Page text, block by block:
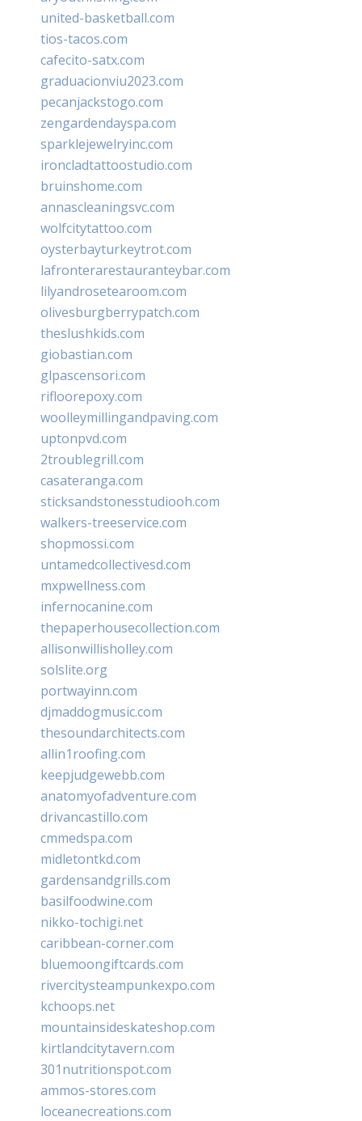
united-basketball.com
tios-tacos.com
cafecito-satx.com
graduacionviu2023.com
pecanjackstogo.com
zengardendayspa.com
sparklejewelryinc.com
ironcladtattoostudio.com
bruinshome.com
annascleaningsvc.com
wolfcitytattoo.com
oysterbayturkeytrot.com
lafronterarestauranteybar.com
lilyandrosetearoom.com
olivesburgberrypatch.com
theslushkids.com
giobastian.com
glpascensori.com
rifloorepoxy.com
woolleymillingandpaving.com
uptonpvd.com
2troublegrill.com
casateranga.com
sticksandstonesstudiooh.com
walkers-treeservice.com
shopmossi.com
untamedcollectivesd.com
mxpwellness.com
infernocanine.com
thepaperhousecollection.com
allisonwillisholley.com
solslite.org
portwayinn.com
djmaddogmusic.com
thesoundarchitects.com
allin1roofing.com
keepjudgewebb.com
anatomyofadventure.com
drivancastillo.com
cmmedspa.com
midletontkd.com
gardensandgrills.com
basilfoodwine.com
nikko-tochigi.net
caribbean-corner.com
bluemoongiftcards.com
rivercitysteampunkexpo.com
kchoops.net
mountainsideskateshop.com
kirtlandcitytavern.com
301nutritionspot.com
ammos-stores.com
loceanecreations.com